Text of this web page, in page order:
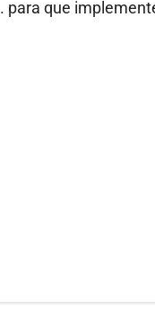
para que